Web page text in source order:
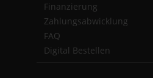
Finanzierung
Zahlungsabwicklung
FAQ
Digital Bestellen